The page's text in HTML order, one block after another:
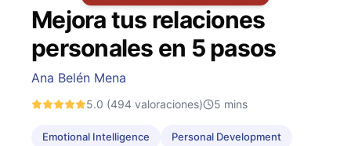
Mejora tus relaciones
personales en 5 pasos
Ana Belén Mena
5.0 (494 valoraciones) 5 mins
Emotional Intelligence Personal Development